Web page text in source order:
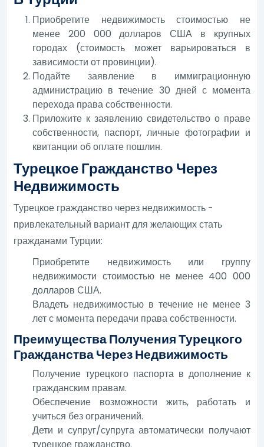
Приобретите недвижимость стоимостью не
менее 200 000 долларов США в крупных
городах (стоимость может варьироваться в
зависимости от провинции).
Подайте заявление в иммиграционную
администрацию в течение 30 дней с момента
перехода права собственности.
Приложите к заявлению свидетельство о праве
собственности, паспорт, личные фотографии и
квитанции об оплате пошлин.
Турецкое Гражданство Через
Недвижимость
Турецкое гражданство через недвижимость -
привлекательный вариант для желающих стать
гражданами Турции:
Приобретите недвижимость или группу
недвижимости стоимостью не менее 400 000
долларов США.
Владеть недвижимостью в течение не менее 3
лет с момента передачи права собственности.
Преимущества Получения Турецкого
Гражданства Через Недвижимость
Получение турецкого паспорта в дополнение к
гражданским правам.
Обеспечение возможности жить, работать и
учиться без ограничений.
Дети и супруг/супруга автоматически получают
турецкое гражданство.